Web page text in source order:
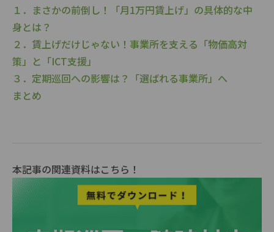
１．まさかの前倒し！「月1万円賃上げ」の具体的な中
身とは？
２．賃上げだけじゃない！事業所を支える「物価高対
策」と「ICT支援」
３．定期巡回への影響は？「選ばれる事業所」へ
まとめ
本記事の関連資料はこちら！